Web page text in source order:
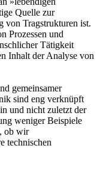
Quelle zur
von Tragstrukturen ist.
Prozessen und
Tätigkeit
Inhalt der Analyse von
gemeinsamer
sind eng verknüpft
und nicht zuletzt der
weniger Beispiele
ob wir
technischen